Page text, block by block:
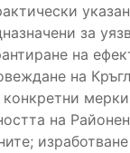
за
на
на
на